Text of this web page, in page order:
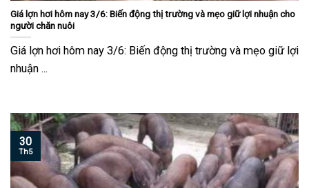
Giá lợn hơi hôm nay 3/6: Biến động thị trường và mẹo giữ lợi nhuận cho
người chăn nuôi
Giá lợn hơi hôm nay 3/6: Biến động thị trường và mẹo giữ lợi
nhuận ...
30
Th5